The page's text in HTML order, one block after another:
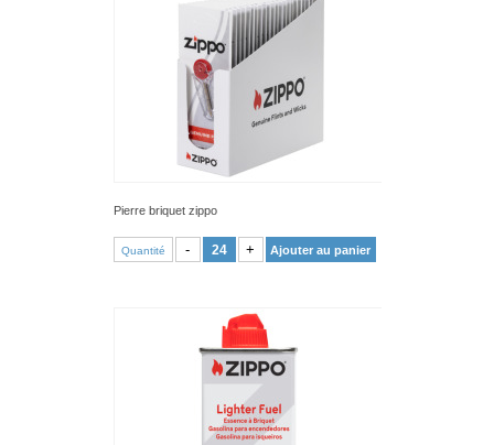
Pierre briquet zippo
Quantité - + Ajouter au panier